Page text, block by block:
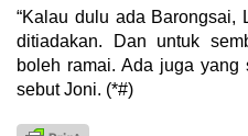
“Kalau dulu ada Barongsai,
ditiadakan. Dan untuk
boleh ramai. Ada juga yang
sebut Joni. (*#)